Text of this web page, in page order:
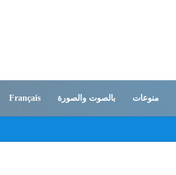
منوعات بالصوت والصورة Français